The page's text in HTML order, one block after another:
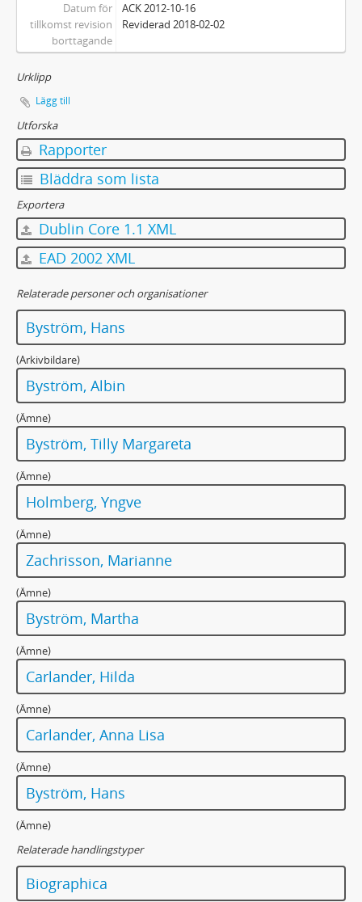
Datum för
tillkomst revision
borttagande
ACK 2012-10-16
Reviderad 2018-02-02
Urklipp
Lägg till
Utforska
Rapporter
Bläddra som lista
Exportera
Dublin Core 1.1 XML
EAD 2002 XML
Relaterade personer och organisationer
Byström, Hans
(Arkivbildare)
Byström, Albin
(Ämne)
Byström, Tilly Margareta
(Ämne)
Holmberg, Yngve
(Ämne)
Zachrisson, Marianne
(Ämne)
Byström, Martha
(Ämne)
Carlander, Hilda
(Ämne)
Carlander, Anna Lisa
(Ämne)
Byström, Hans
(Ämne)
Relaterade handlingstyper
Biographica